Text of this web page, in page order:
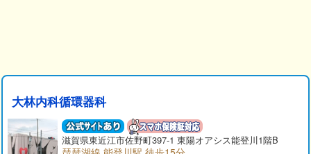
大林内科循環器科
滋賀県東近江市佐野町397-1 東陽オアシス能登川1階B